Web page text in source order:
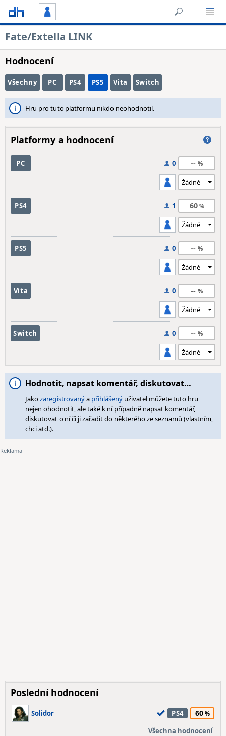
Fate/Extella LINK
Hodnocení
Všechny PC PS4 PS5 Vita Switch
Hru pro tuto platformu nikdo neohodnotil.
Platformy a hodnocení
PC 0 --
PS4 1 60
PS5 0 --
Vita 0 --
Switch 0 --
Hodnotit, napsat komentář, diskutovat…
Jakozaregistrovanýa přihlášený uživatel můžete tuto hru
nejen ohodnotit, ale také k ní případně napsat komentář,
diskutovat o ní či ji zařadit do některého ze seznamů (vlastním,
chci atd.).
Poslední hodnocení
Solidor PS4 60
Všechna hodnocení